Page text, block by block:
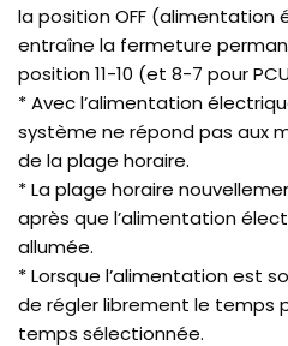
la position OFF (alimentation
entraîne la fermeture
position 11-10 (et 8-7 pour
* Avec l’alimentation
système ne répond pas aux
de la plage horaire.
* La plage horaire
après que l’alimentation
allumée.
* Lorsque l’alimentation est
de régler librement le temps
temps sélectionnée.